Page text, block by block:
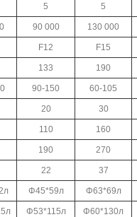
5 5
90 000 130 000
F12 F15
133 190
90-150 60-105
20 30
110 160
190 270
22 37
Φ45*59л Φ63*69л
Φ53*115л Φ60*130л